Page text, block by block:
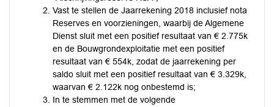
Vast te stellen de Jaarrekening 2018 inclusief nota
Reserves en voorzieningen, waarbij de Algemene
Dienst sluit met een positief resultaat van € 2.775k
en de Bouwgrondexploitatie met een positief
resultaat van € 554k, zodat de jaarrekening per
saldo sluit met een positief resultaat van € 3.329k,
waarvan € 2.122k nog onbestemd is;
In te stemmen met de volgende